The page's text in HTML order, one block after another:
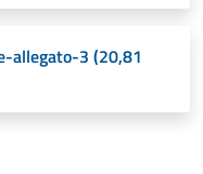
allegato-3 (20,81